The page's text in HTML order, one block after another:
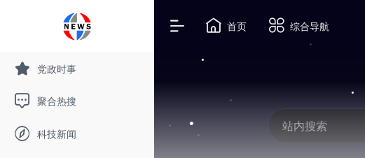
党政时事
聚合热搜
科技新闻
首页 综合导航